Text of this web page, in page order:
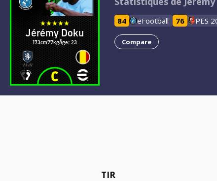
Jérémy Doku
173cm77kgÂge: 23
84 eFootball 76 PES
Compare
TIR